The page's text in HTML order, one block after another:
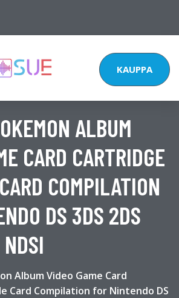
KAUPPA
ALBUM
CARD CARTRIDGE
COMPILATION
DS 3DS 2DS
Album Video Game Card
Card Compilation for Nintendo DS